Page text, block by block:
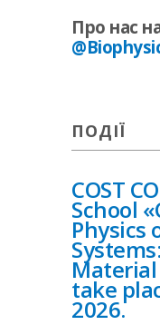
Про нас
ПОДІЇ
COST
School
Physics
Material
take
2026.